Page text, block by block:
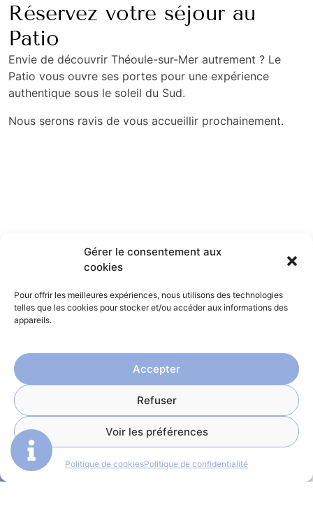
Gérer le consentement aux
cookies
Pour offrir les meilleures expériences, nous utilisons des technologies
telles que les cookies pour stocker et/ou accéder aux informations des
appareils.
Accepter
Refuser
Voir les préférences
Politique de cookiesPolitique de confidentialité
Réservez votre séjour au
Patio
Envie de découvrir Théoule-sur-Mer autrement ? Le
Patio vous ouvre ses portes pour une expérience
authentique sous le soleil du Sud.
Nous serons ravis de vous accueillir prochainement.
Menu
Accueil
Charvin
Villa Les Roches
Contactez-nous
HÔTEL LE PATIO
Politique de
Plan du site